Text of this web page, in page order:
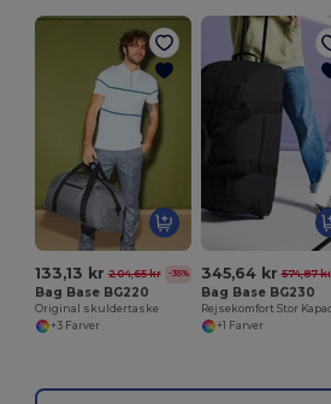
133,13 kr 204,65 kr -35%
Bag Base BG220
Original skuldertaske
+3 Farver
345,64 kr 574,87 kr
Bag Base BG230
+1 Farver